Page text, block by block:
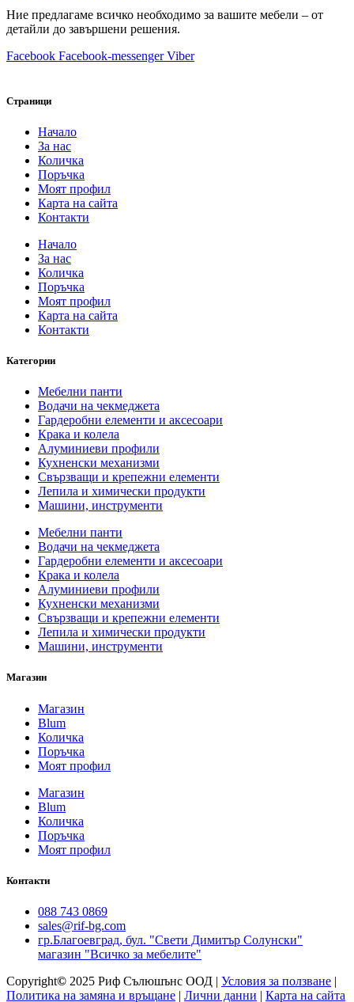
Ние предлагаме всичко необходимо за вашите мебели – от
детайли до завършени решения.
Facebook Facebook-messenger Viber
Страници
Начало
За нас
Количка
Поръчка
Моят профил
Карта на сайта
Контакти
Начало
За нас
Количка
Поръчка
Моят профил
Карта на сайта
Контакти
Категории
Мебелни панти
Водачи на чекмеджета
Гардеробни елементи и аксесоари
Крака и колела
Алуминиеви профили
Кухненски механизми
Свързващи и крепежни елементи
Лепила и химически продукти
Машини, инструменти
Мебелни панти
Водачи на чекмеджета
Гардеробни елементи и аксесоари
Крака и колела
Алуминиеви профили
Кухненски механизми
Свързващи и крепежни елементи
Лепила и химически продукти
Машини, инструменти
Магазин
Магазин
Blum
Количка
Поръчка
Моят профил
Магазин
Blum
Количка
Поръчка
Моят профил
Контакти
088 743 0869
sales@rif-bg.com
гр.Благоевград, бул. "Свети Димитър Солунски"
магазин "Всичко за мебелите"
Copyright© 2025 Риф Сълюшънс ООД | Условия за ползване |
Политика на замяна и връщане | Лични данни | Карта на сайта